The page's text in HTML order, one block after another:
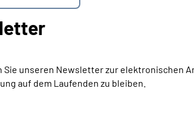
Sie unseren Newsletter zur elektronischen
auf dem Laufenden zu bleiben.